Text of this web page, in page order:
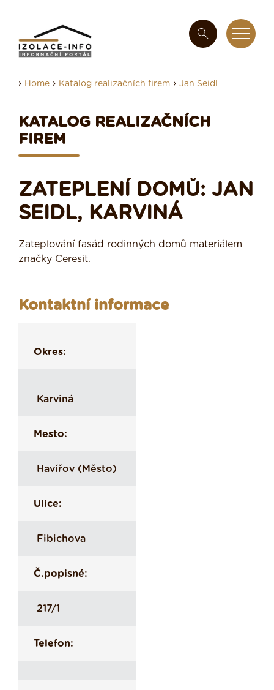
› Home › Katalog realizačních firem › Jan Seidl
KATALOG REALIZAČNÍCH
FIREM
ZATEPLENÍ DOMŮ: JAN
SEIDL, KARVINÁ
Zateplování fasád rodinných domů materiálem
značky Ceresit.
Kontaktní informace
Okres:
Karviná
Mesto:
Havířov (Město)
Ulice:
Fibichova
Č.popisné:
217/1
Telefon: